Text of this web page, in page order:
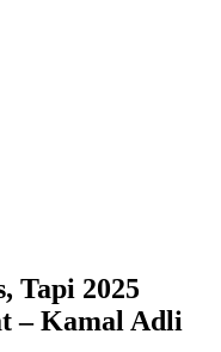
Tapi 2025
– Kamal Adli